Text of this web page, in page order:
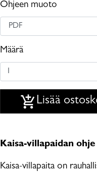
Ohjeen muoto
Määrä
add_shopping_cart Lisää
Kaisa-villapaidan ohje
Kaisa-villapaita on